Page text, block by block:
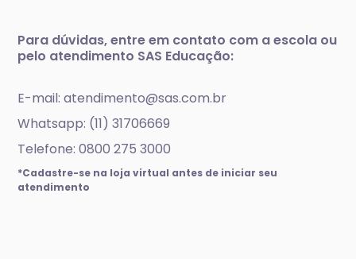
Para dúvidas, entre em contato com a escola ou
pelo atendimento SAS Educação:
E-mail: atendimento@sas.com.br
Whatsapp: (11) 31706669
Telefone: 0800 275 3000
*Cadastre-se na loja virtual antes de iniciar seu
atendimento